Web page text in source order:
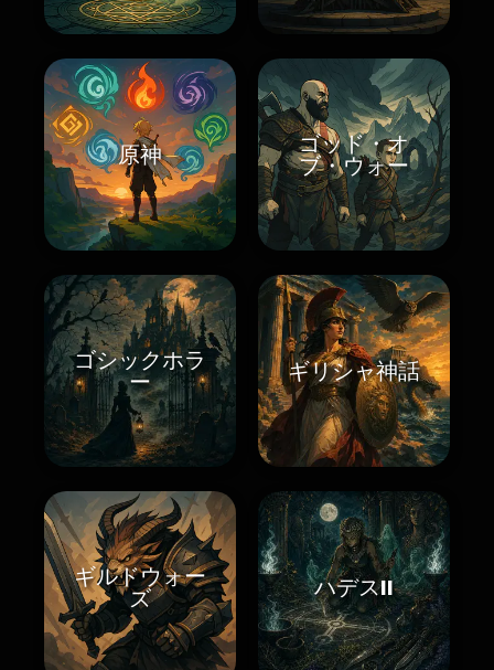
原神
ゴッド・オ
ブ・ウォー
ゴシックホラ
ー
ギリシャ神話
ギルドウォー
ズ
ハデスII